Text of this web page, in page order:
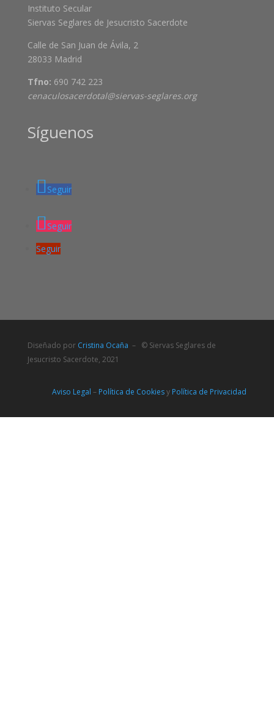
Instituto Secular
Siervas Seglares de Jesucristo Sacerdote
Calle de San Juan de Ávila, 2
28033 Madrid
Tfno: 690 742 223
cenaculosacerdotal@siervas-seglares.org
Síguenos
Seguir
Seguir
Seguir
Diseñado por Cristina Ocaña – © Siervas Seglares de
Jesucristo Sacerdote, 2021
Aviso Legal – Política de Cookiesy Política de Privacidad